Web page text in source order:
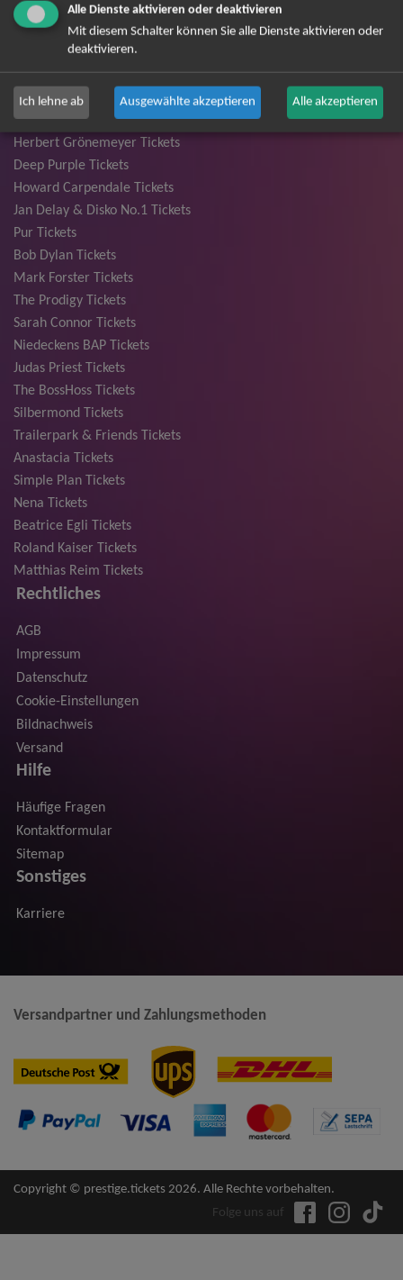
Unheilig Tickets
Santiano Tickets
Ina Müller Tickets
Bryan Adams Tickets
Andreas Gabalier Tickets
Die Fantastischen Vier Tickets
Herbert Grönemeyer Tickets
Deep Purple Tickets
Howard Carpendale Tickets
Jan Delay & Disko No.1 Tickets
Pur Tickets
Bob Dylan Tickets
Mark Forster Tickets
The Prodigy Tickets
Sarah Connor Tickets
Niedeckens BAP Tickets
Judas Priest Tickets
The BossHoss Tickets
Silbermond Tickets
Trailerpark & Friends Tickets
Anastacia Tickets
Simple Plan Tickets
Nena Tickets
Beatrice Egli Tickets
Roland Kaiser Tickets
Matthias Reim Tickets
Rechtliches
AGB
Impressum
Datenschutz
Cookie-Einstellungen
Bildnachweis
Versand
Hilfe
Häufige Fragen
Kontaktformular
Sitemap
Sonstiges
Karriere
Versandpartner und Zahlungsmethoden
Copyright © prestige.tickets 2026. Alle Rechte vorbehalten.
Folge uns auf
Alle Dienste aktivieren oder deaktivieren
Mit diesem Schalter können Sie alle Dienste aktivieren oder
deaktivieren.
Ich lehne ab Ausgewählte akzeptieren Alle akzeptieren